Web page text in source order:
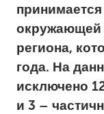
окружающей
региона,
года. На
исключено
и 3 –